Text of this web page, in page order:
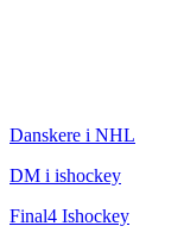
Danskere i NHL
DM i ishockey
Final4 Ishockey